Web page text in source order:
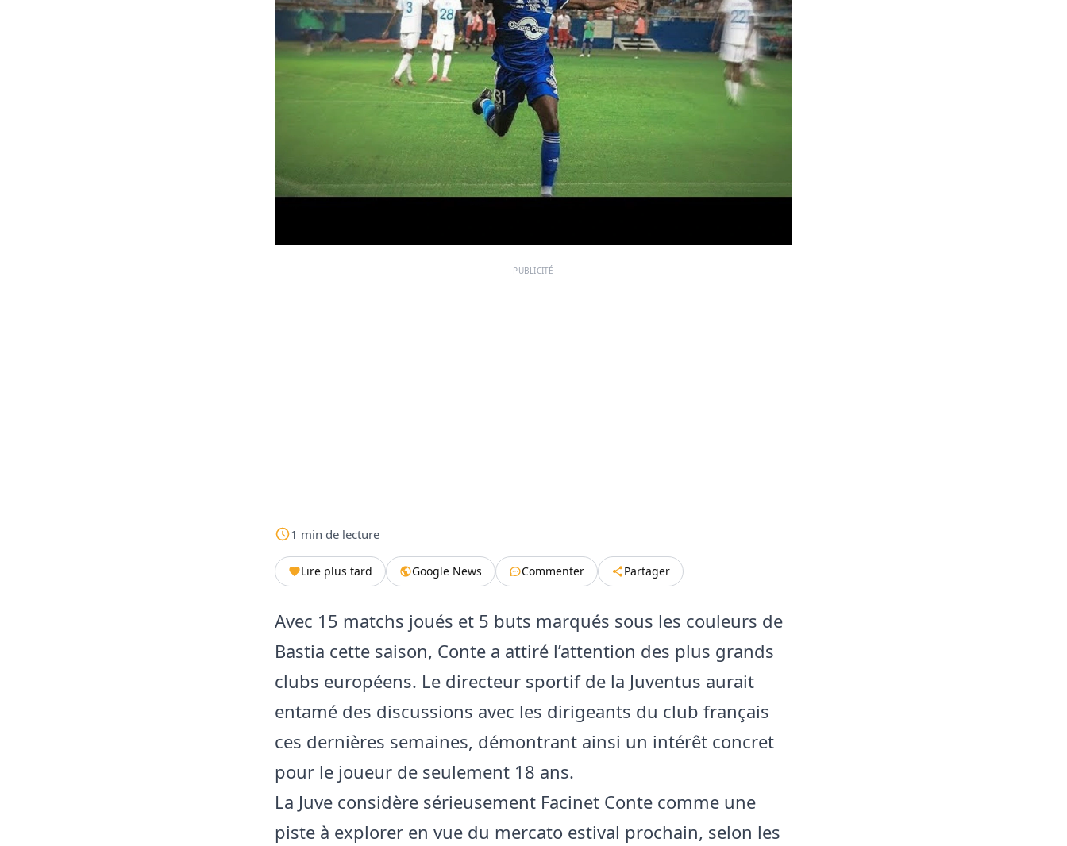
PUBLICITÉ
1 min de lecture
Lire plus tard Google News Commenter Partager
Avec 15 matchs joués et 5 buts marqués sous les couleurs de
Bastia cette saison, Conte a attiré l’attention des plus grands
clubs européens. Le directeur sportif de la Juventus aurait
entamé des discussions avec les dirigeants du club français
ces dernières semaines, démontrant ainsi un intérêt concret
pour le joueur de seulement 18 ans.
La Juve considère sérieusement Facinet Conte comme une
piste à explorer en vue du mercato estival prochain, selon les